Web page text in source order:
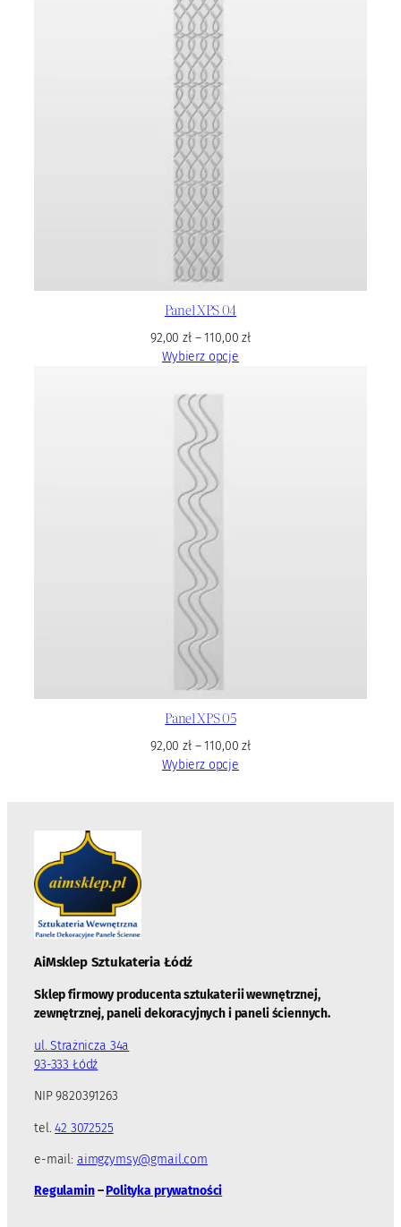
Panel XPS 04
92,00zł– 110,00zł
Wybierz opcje
Panel XPS 05
92,00zł– 110,00zł
Wybierz opcje
AiMsklep Sztukateria Łódź
Sklep firmowy producenta sztukaterii wewnętrznej,
zewnętrznej, paneli dekoracyjnych i paneli ściennych.
ul. Strażnicza 34a
93-333 Łódź
NIP 9820391263
tel.42 3072525
e-mail: aimgzymsy@gmail.com
Regulamin–Polityka prywatności